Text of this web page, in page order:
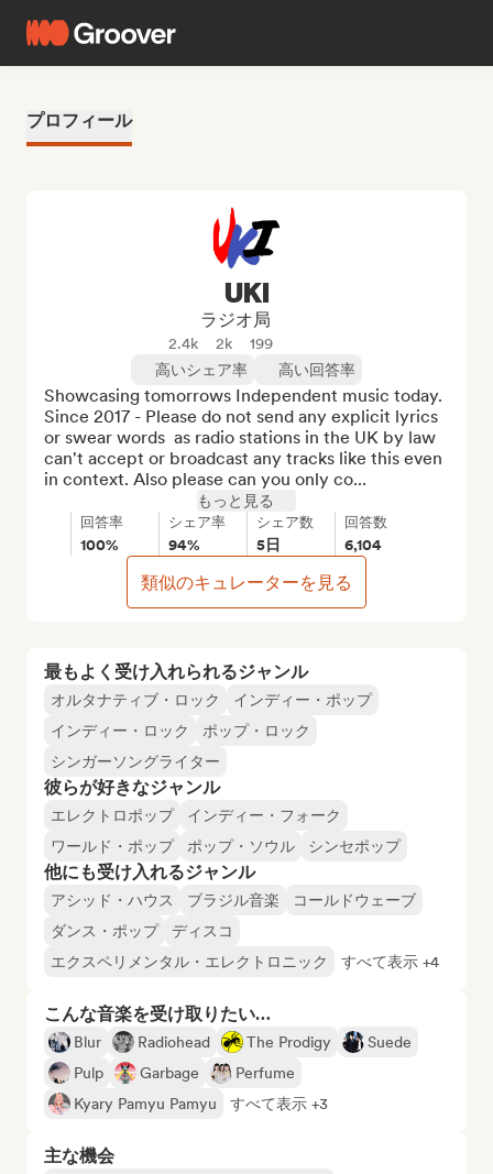
プロフィール
最もよく受け入れられるジャンル
オルタナティブ・ロック
インディー・ポップ
インディー・ロック
ポップ・ロック
シンガーソングライター
彼らが好きなジャンル
エレクトロポップ
インディー・フォーク
ワールド・ポップ
ポップ・ソウル シンセポップ
他にも受け入れるジャンル
アシッド・ハウス ブラジル音楽
コールドウェーブ
ダンス・ポップ
ディスコ
エクスペリメンタル・エレクトロニック
すべて表示 +4
こんな音楽を受け取りたい…
Blur Radiohead The Prodigy
Suede
Pulp
Garbage
Perfume
Kyary Pamyu Pamyu
すべて表示 +3
主な機会
UKI
ラジオ局
2.4k 2k
199
高いシェア率
高い回答率
Showcasing tomorrows Independent music today.
Since 2017 - Please do not send any explicit lyrics
or swear words  as radio stations in the UK by law
can't accept or broadcast any tracks like this even
in context. Also please can you only co...
もっと見る
回答率
100%
シェア率
94%
シェア数
5日
回答数
6,104
類似のキュレーターを見る